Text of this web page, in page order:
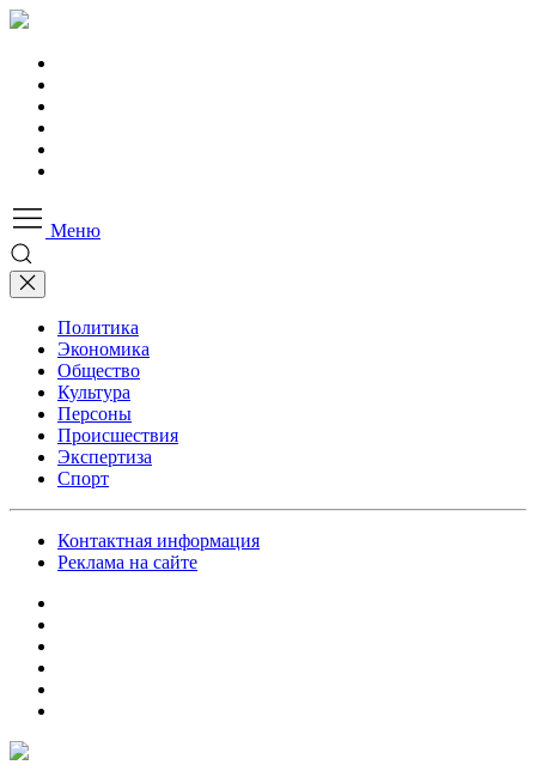
Меню
Политика
Экономика
Общество
Культура
Персоны
Происшествия
Экспертиза
Спорт
Контактная информация
Реклама на сайте